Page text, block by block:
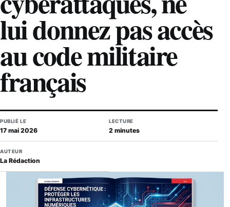
lui donnez pas accès
au code militaire
français
PUBLIÉ LE
17 mai 2026
LECTURE
2 minutes
AUTEUR
La Rédaction